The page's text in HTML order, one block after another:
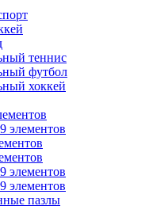
теннис
футбол
хоккей
элементов
элементов
элементов
пазлы